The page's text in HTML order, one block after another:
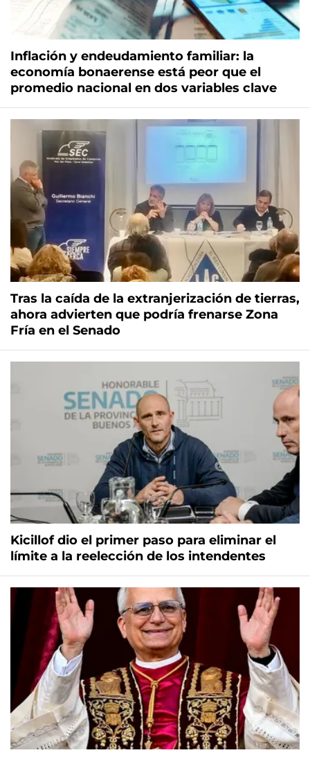
Inflación y endeudamiento familiar: la
economía bonaerense está peor que el
promedio nacional en dos variables clave
Tras la caída de la extranjerización de tierras,
ahora advierten que podría frenarse Zona
Fría en el Senado
Kicillof dio el primer paso para eliminar el
límite a la reelección de los intendentes